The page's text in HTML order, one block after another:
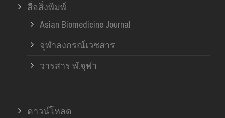
สื่อสิ่งพิมพ์
Asian Biomedicine Journal
จุฬาลงกรณ์เวชสาร
วารสาร ฬ.จุฬา
ดาวน์โหลด